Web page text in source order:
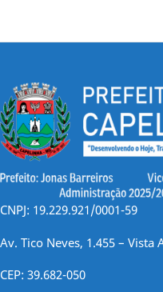
CNPJ: 19.229.921/0001-59
Av. Tico Neves, 1.455 – Vista
CEP: 39.682-050